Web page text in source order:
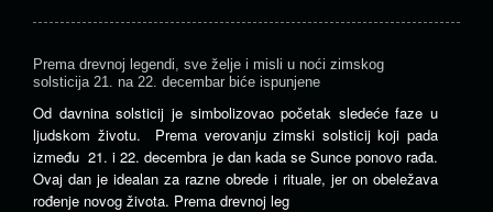
Prema drevnoj legendi, sve želje i misli u noći zimskog
solsticija 21. na 22. decembar biće ispunjene
Od davnina solsticij je simbolizovao početak sledeće faze u
ljudskom životu. Prema verovanju zimski solsticij koji pada
između 21. i 22. decembra je dan kada se Sunce ponovo rađa.
Ovaj dan je idealan za razne obrede i rituale, jer on obeležava
rođenje novog života. Prema drevnoj leg